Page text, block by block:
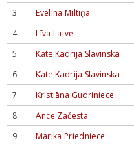
3
Evelīna Miltiņa
4
Līva Latve
5
Kate Kadrija Slavinska
6
Kate Kadrija Slavinska
7
Kristiāna Gudriniece
8
Ance Začesta
9
Marika Priedniece